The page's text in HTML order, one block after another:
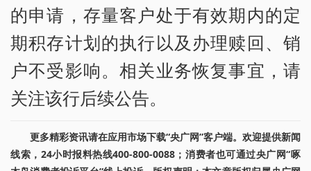
的申请，存量客户处于有效期内的定
期积存计划的执行以及办理赎回、销
户不受影响。相关业务恢复事宜，请
关注该行后续公告。
更多精彩资讯请在应用市场下载“央广网”客户端。欢迎提供新闻
线索，24小时报料热线400-800-0088；消费者也可通过央广网“啄